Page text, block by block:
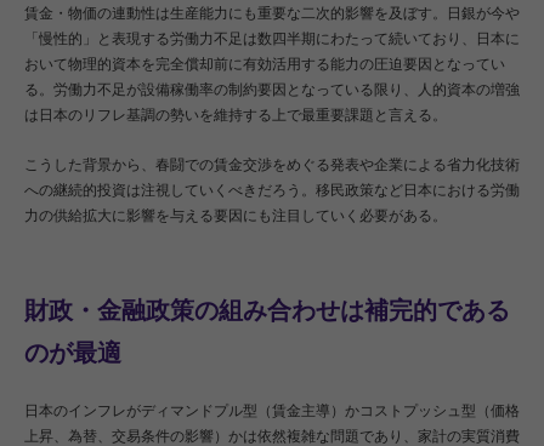
賃金・物価の連動性は生産能力にも重要な二次的影響を及ぼす。日銀が今や
「慢性的」と表現する労働力不足は数四半期にわたって続いており、日本に
おいて物理的資本を完全償却前に有効活用する能力の圧迫要因となってい
る。労働力不足が設備稼働率の制約要因となっている限り、人的資本の増強
は日本のリフレ基調の勢いを維持する上で最重要課題と言える。
こうした背景から、春闘での賃金交渉をめぐる発表や企業による省力化技術
への継続的投資は注視していくべきだろう。移民政策など日本における労働
力の供給拡大に影響を与える要因にも注目していく必要がある。
財政・金融政策の組み合わせは補完的である
のが最適
日本のインフレがディマンドプル型（賃金主導）かコストプッシュ型（価格
上昇、為替、交易条件の影響）かは依然複雑な問題であり、家計の実質消費